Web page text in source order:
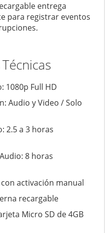
entrega
para registrar eventos
1080p Full HD
Audio y Video / Solo
2.5 a 3 horas
8 horas
activación manual
recargable
Micro SD de 4GB